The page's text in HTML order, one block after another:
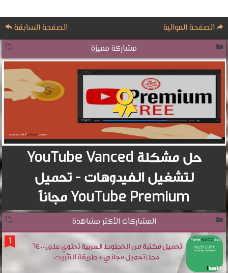
الصفحة الموالية
الصفحة السابقة
مشاركة مميزة
حل مشكلة YouTube Vanced
لتشغيل الفيدوهات - تحميل
YouTube Premium مجاناً
المشاركات الأكثر مشاهدة
تحميل مكتبة من الخطوط العربية تحتوي على 6400
خط | تحميل مجاني + طريقة التثبيت